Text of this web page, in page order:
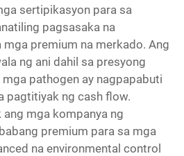
sertipikasyon para sa
pagsasaka na
mga premium na merkado. Ang
ng ani dahil sa presyong
pathogen ay nagpapabuti
pagtitiyak ng cash flow.
mga kompanya ng
premium para sa mga
na environmental control